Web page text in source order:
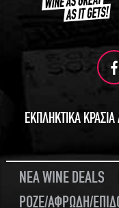
ΕΚΠΛΗΚΤΙΚΑ
ΝΕΑ WINE DEALS
ΡΟΖΕ/ΑΦΡΩΔΗ/